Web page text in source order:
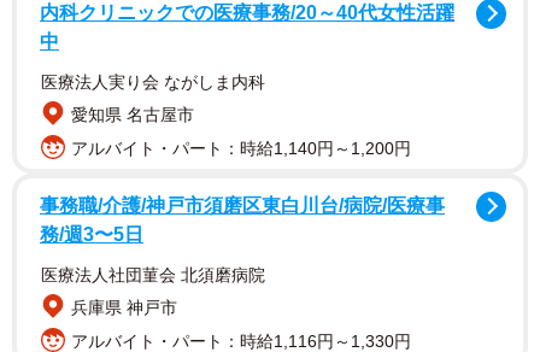
同じ名字が多い地域では、名字だけではどの家かわからな
いため、家と家を区別する際に名字とは別に屋号を使用す
ることが多い。新井家では、城についてよく聞かれること
から屋号を「城聞」としていた。
内科クリニックでの医療事務/20～40代女性活躍
中
医療法人実り会 ながしま内科
愛知県 名古屋市
アルバイト・パート：時給1,140円～1,200円
事務職/介護/神戸市須磨区東白川台/病院/医療事
務/週3〜5日
医療法人社団菫会 北須磨病院
兵庫県 神戸市
アルバイト・パート：時給1,116円～1,330円